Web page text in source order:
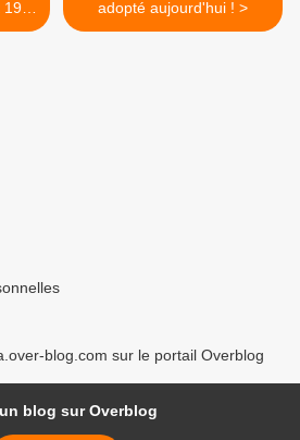
19
adopté aujourd'hui ! >
blog.com sur le portail Overblog
blog sur Overblog